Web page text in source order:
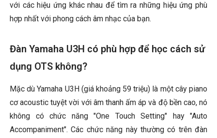
với các hiệu ứng khác nhau để tìm ra những hiệu ứng phù
hợp nhất với phong cách âm nhạc của bạn.
Đàn Yamaha U3H có phù hợp để học cách sử
dụng OTS không?
Mặc dù Yamaha U3H (giá khoảng 59 triệu) là một cây piano
cơ acoustic tuyệt vời với âm thanh ấm áp và độ bền cao, nó
không có chức năng "One Touch Setting" hay "Auto
Accompaniment". Các chức năng này thường có trên đàn